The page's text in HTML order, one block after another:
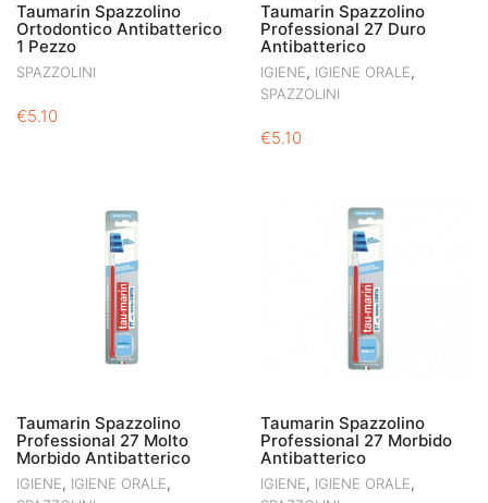
Taumarin Spazzolino
Ortodontico Antibatterico
1 Pezzo
SPAZZOLINI
€5.10
Taumarin Spazzolino
Professional 27 Duro
Antibatterico
IGIENE, IGIENE ORALE,
SPAZZOLINI
€5.10
Taumarin Spazzolino
Professional 27 Molto
Morbido Antibatterico
IGIENE, IGIENE ORALE,
Taumarin Spazzolino
Professional 27 Morbido
Antibatterico
IGIENE, IGIENE ORALE,